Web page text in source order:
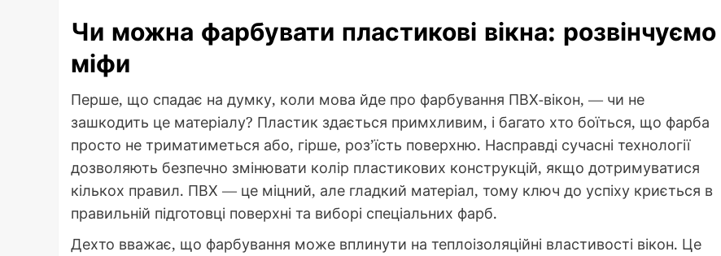
Чи можна фарбувати пластикові вікна: розвінчуємо
міфи
Перше, що спадає на думку, коли мова йде про фарбування ПВХ-вікон, — чи не
зашкодить це матеріалу? Пластик здається примхливим, і багато хто боїться, що фарба
просто не триматиметься або, гірше, роз’їсть поверхню. Насправді сучасні технології
дозволяють безпечно змінювати колір пластикових конструкцій, якщо дотримуватися
кількох правил. ПВХ — це міцний, але гладкий матеріал, тому ключ до успіху криється в
правильній підготовці поверхні та виборі спеціальних фарб.
Дехто вважає, що фарбування може вплинути на теплоізоляційні властивості вікон. Це